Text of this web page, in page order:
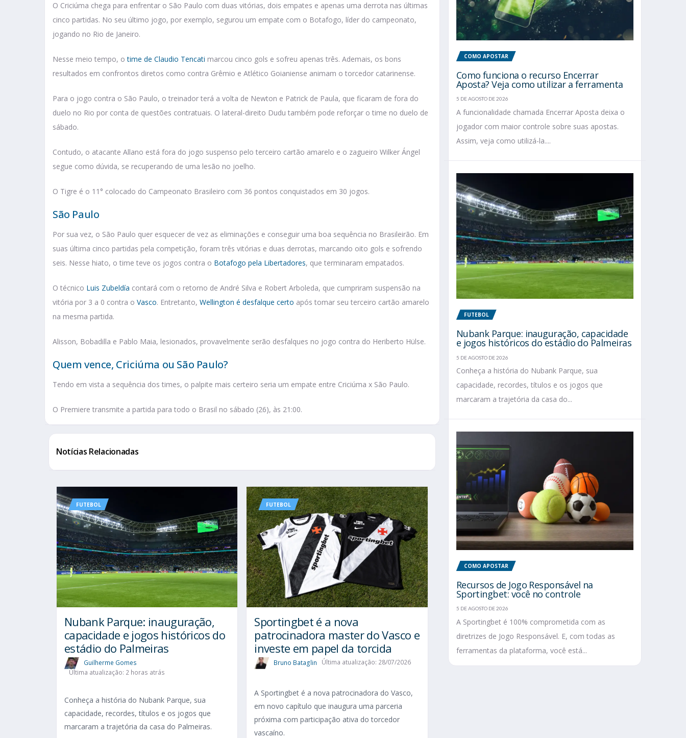
O Criciúma chega para enfrentar o São Paulo com duas vitórias, dois empates e apenas uma derrota nas últimas
cinco partidas. No seu último jogo, por exemplo, segurou um empate com o Botafogo, líder do campeonato,
jogando no Rio de Janeiro.
Nesse meio tempo, otime de Claudio Tencati marcou cinco gols e sofreu apenas três. Ademais, os bons
resultados em confrontos diretos como contra Grêmio e Atlético Goianiense animam o torcedor catarinense.
Para o jogo contra o São Paulo, o treinador terá a volta de Newton e Patrick de Paula, que ficaram de fora do
duelo no Rio por conta de questões contratuais. O lateral-direito Dudu também pode reforçar o time no duelo de
sábado.
Contudo, o atacante Allano está fora do jogo suspenso pelo terceiro cartão amarelo e o zagueiro Wilker Ángel
segue como dúvida, se recuperando de uma lesão no joelho.
O Tigre é o 11° colocado do Campeonato Brasileiro com 36 pontos conquistados em 30 jogos.
São Paulo
Por sua vez, o São Paulo quer esquecer de vez as eliminações e conseguir uma boa sequência no Brasileirão. Em
suas última cinco partidas pela competição, foram três vitórias e duas derrotas, marcando oito gols e sofrendo
seis. Nesse hiato, o time teve os jogos contra o Botafogo pela Libertadores, que terminaram empatados.
O técnico Luis Zubeldía contará com o retorno de André Silva e Robert Arboleda, que cumpriram suspensão na
vitória por 3 a 0 contra o Vasco. Entretanto, Wellington é desfalque certo após tomar seu terceiro cartão amarelo
na mesma partida.
Alisson, Bobadilla e Pablo Maia, lesionados, provavelmente serão desfalques no jogo contra do Heriberto Hülse.
Quem vence, Criciúma ou São Paulo?
Tendo em vista a sequência dos times, o palpite mais certeiro seria um empate entre Criciúma x São Paulo.
O Premiere transmite a partida para todo o Brasil no sábado (26), às 21:00.
Notícias Relacionadas
FUTEBOL
Nubank Parque: inauguração,
capacidade e jogos históricos do
estádio do Palmeiras
Guilherme Gomes
Última atualização: 2 horas atrás
Conheça a história do Nubank Parque, sua
capacidade, recordes, títulos e os jogos que
marcaram a trajetória da casa do Palmeiras.
FUTEBOL
Sportingbet é a nova
patrocinadora master do Vasco e
investe em papel da torcida
Bruno Bataglin Última atualização: 28/07/2026
A Sportingbet é a nova patrocinadora do Vasco,
em novo capítulo que inaugura uma parceria
próxima com participação ativa do torcedor
vascaíno.
COMO APOSTAR
Como funciona o recurso Encerrar
Aposta? Veja como utilizar a ferramenta
5 DE AGOSTO DE 2026
A funcionalidade chamada Encerrar Aposta deixa o
jogador com maior controle sobre suas apostas.
Assim, veja como utilizá-la....
FUTEBOL
Nubank Parque: inauguração, capacidade
e jogos históricos do estádio do Palmeiras
5 DE AGOSTO DE 2026
Conheça a história do Nubank Parque, sua
capacidade, recordes, títulos e os jogos que
marcaram a trajetória da casa do...
COMO APOSTAR
Recursos de Jogo Responsável na
Sportingbet: você no controle
5 DE AGOSTO DE 2026
A Sportingbet é 100% comprometida com as
diretrizes de Jogo Responsável. E, com todas as
ferramentas da plataforma, você está...